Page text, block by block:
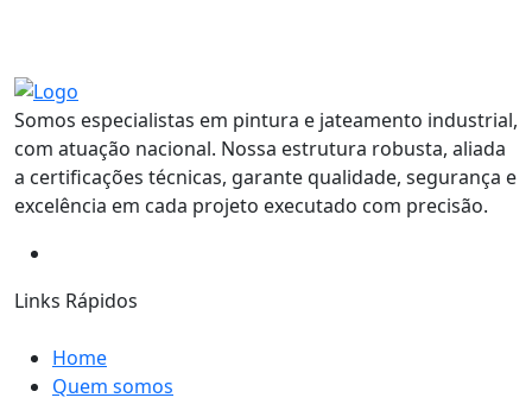
Somos especialistas em pintura e jateamento industrial,
com atuação nacional. Nossa estrutura robusta, aliada
a certificações técnicas, garante qualidade, segurança e
excelência em cada projeto executado com precisão.
Links Rápidos
Home
Quem somos